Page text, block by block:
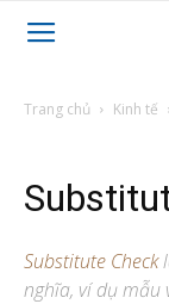
Trang chủ Kinh tế
Substitute Check
nghĩa, ví dụ mẫu